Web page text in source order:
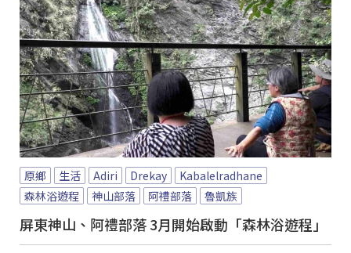
原鄉 生活 Adiri Drekay
Kabalelradhane
森林浴遊程
神山部落 阿禮部落 魯凱族
屏東神山、阿禮部落 3月開始啟動「森林浴遊程」